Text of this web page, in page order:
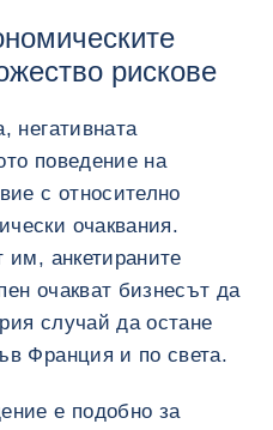
рискове
негативната
поведение на
с относително
очаквания.
им, анкетираните
очакват бизнесът да
случай да остане
Франция и по света.
е подобно за